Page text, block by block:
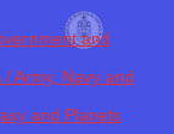
and
Army, Navy and
and Planets